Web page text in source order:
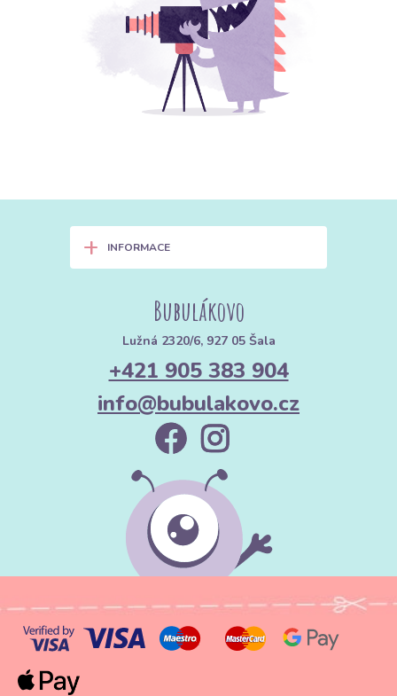
+ INFORMACE
Bubulákovo
Lužná 2320/6, 927 05 Šala
+421 905 383 904
info@bubulakovo.cz